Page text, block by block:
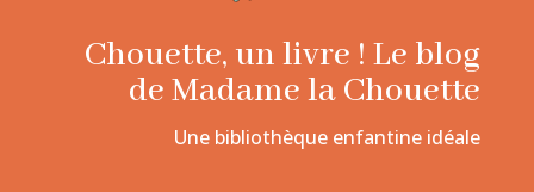
Chouette, un livre ! Le blog
de Madame la Chouette
Une bibliothèque enfantine idéale